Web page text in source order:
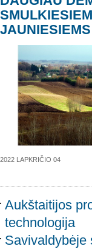
2022 LAPKRIČIO 04
Aukštaitijos
technologija
Savivaldybėje